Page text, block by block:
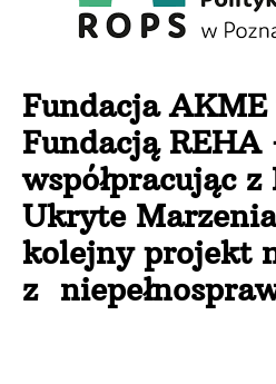
Fundacja
Fundacją REHA
współpracując z
Ukryte
kolejny projekt
z